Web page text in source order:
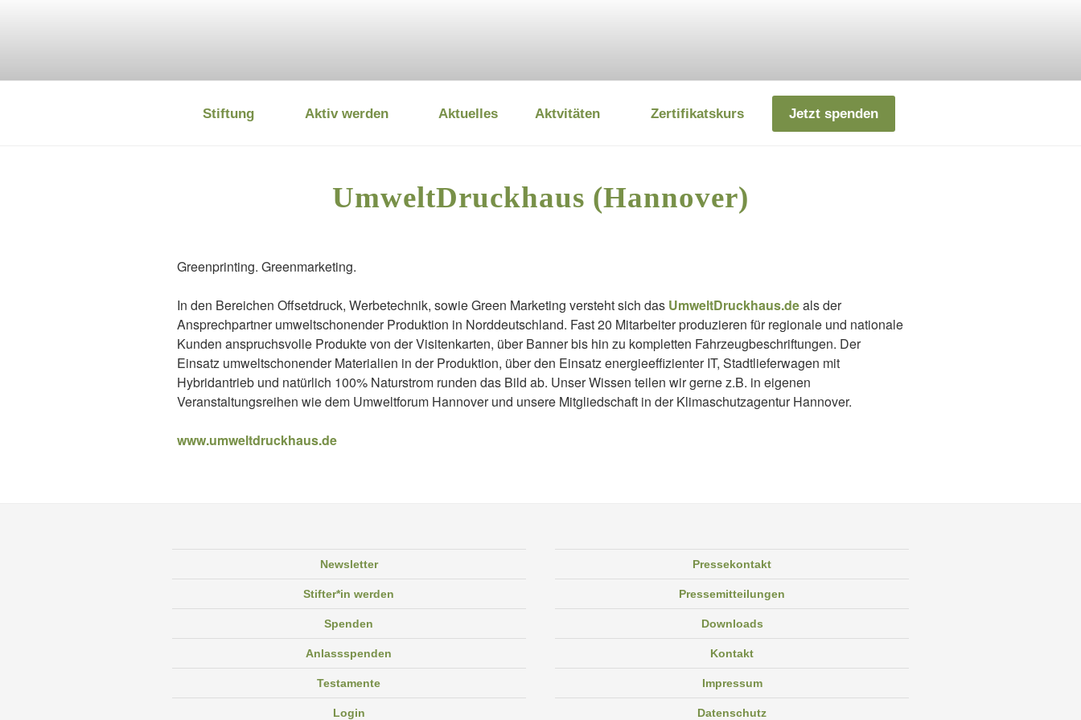
DEUTSCHE UMWELTSTIFTUNG
Stiftung Aktiv werden Aktuelles Aktvitäten Zertifikatskurs Jetzt spenden
UmweltDruckhaus (Hannover)
Greenprinting. Greenmarketing.
In den Bereichen Offsetdruck, Werbetechnik, sowie Green Marketing versteht sich das UmweltDruckhaus.deals der
Ansprechpartner umweltschonender Produktion in Norddeutschland. Fast 20 Mitarbeiter produzieren für regionale und nationale
Kunden anspruchsvolle Produkte von der Visitenkarten, über Banner bis hin zu kompletten Fahrzeugbeschriftungen. Der
Einsatz umweltschonender Materialien in der Produktion, über den Einsatz energieeffizienter IT, Stadtlieferwagen mit
Hybridantrieb und natürlich 100% Naturstrom runden das Bild ab. Unser Wissen teilen wir gerne z.B. in eigenen
Veranstaltungsreihen wie dem Umweltforum Hannover und unsere Mitgliedschaft in der Klimaschutzagentur Hannover.
www.umweltdruckhaus.de
Newsletter
Stifter*in werden
Spenden
Anlassspenden
Testamente
Login
Pressekontakt
Pressemitteilungen
Downloads
Kontakt
Impressum
Datenschutz